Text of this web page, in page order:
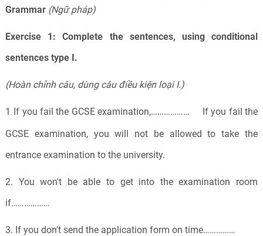
Grammar (Ngữ pháp)
Exercise 1:
Complete the sentences, using conditional
sentences type I.
(Hoàn chỉnh câu, dùng câu điều kiện loại I.)
1 If you fail the GCSE examination,……………… If you fail the
GCSE examination, you will not be allowed to take the
entrance examination to the university.
2. You won't be able to get into the examination room
if………………
3. If you don't send the application form on time……………